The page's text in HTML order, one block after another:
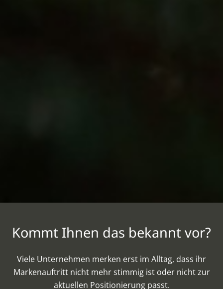
Kommt Ihnen das bekannt vor?
Viele Unternehmen merken erst im Alltag, dass ihr
Markenauftritt nicht mehr stimmig ist oder nicht zur
aktuellen Positionierung passt.